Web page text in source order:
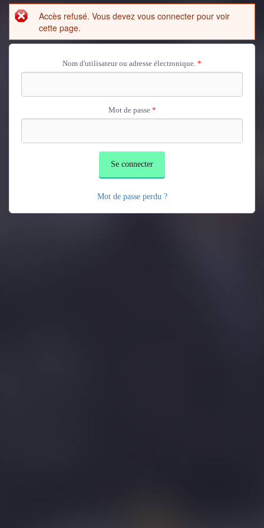
Aller au contenu principal
Message d'erreur
Accès refusé. Vous devez vous connecter pour voir
cette page.
Nom d'utilisateur ou adresse électronique. *
Mot de passe *
Mot de passe perdu ?